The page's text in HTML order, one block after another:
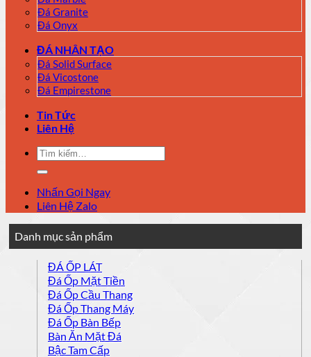
Đá Granite
Đá Onyx
ĐÁ NHÂN TẠO
Đá Solid Surface
Đá Vicostone
Đá Empirestone
Tin Tức
Liên Hệ
Tìm
kiếm:
Nhấn Gọi Ngay
Liên Hệ Zalo
Danh mục sản phẩm
ĐÁ ỐP LÁT
Đá Ốp Mặt Tiền
Đá Ốp Cầu Thang
Đá Ốp Thang Máy
Đá Ốp Bàn Bếp
Bàn Ăn Mặt Đá
Bậc Tam Cấp